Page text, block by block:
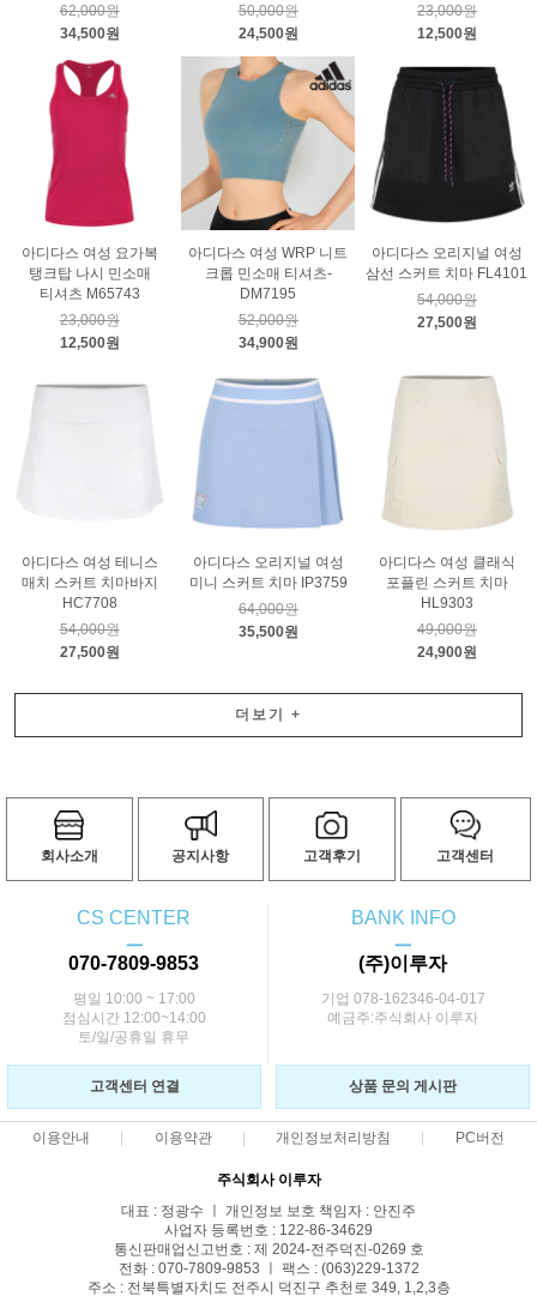
62,000원
34,500원
50,000원
24,500원
23,000원
12,500원
아디다스 여성 요가복
탱크탑 나시 민소매
티셔츠 M65743
23,000원
12,500원
아디다스 여성 WRP 니트
크롭 민소매 티셔츠-
DM7195
52,000원
34,900원
아디다스 오리지널 여성
삼선 스커트 치마 FL4101
54,000원
27,500원
아디다스 여성 테니스
매치 스커트 치마바지
HC7708
54,000원
27,500원
아디다스 오리지널 여성
미니 스커트 치마 IP3759
64,000원
35,500원
아디다스 여성 클래식
포플린 스커트 치마
HL9303
49,000원
24,900원
더보기 +
회사소개 공지사항 고객후기 고객센터
CS CENTER
ㅡ
070-7809-9853
평일 10:00 ~ 17:00
점심시간 12:00~14:00
토/일/공휴일 휴무
BANK INFO
ㅡ
(주)이루자
기업 078-162346-04-017
예금주:주식회사 이루자
고객센터 연결 상품 문의 게시판
이용안내 이용약관 개인정보처리방침 PC버전
주식회사 이루자
대표 : 정광수 ㅣ 개인정보 보호 책임자 : 안진주
사업자 등록번호 : 122-86-34629
통신판매업신고번호 : 제 2024-전주덕진-0269 호
전화 : 070-7809-9853 ㅣ 팩스 : (063)229-1372
주소 : 전북특별자치도 전주시 덕진구 추천로 349, 1,2,3층